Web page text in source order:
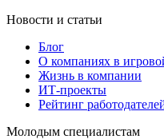
Новости и статьи
Блог
О компаниях в
Жизнь в компании
ИТ-проекты
Рейтинг
Молодым специалистам